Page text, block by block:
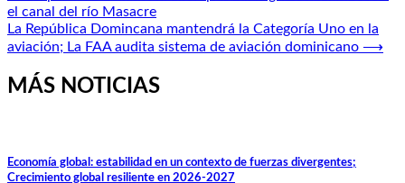
de
entradas
el canal del río Masacre
La República Domincana mantendrá la Categoría Uno en la
aviación; La FAA audita sistema de aviación dominicano ⟶
MÁS NOTICIAS
Economía global: estabilidad en un contexto de fuerzas divergentes;
Crecimiento global resiliente en 2026-2027